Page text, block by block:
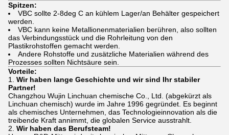
Spitzen:
VBC sollte 2-8deg C an kühlem Lager/an Behälter gespeichert
werden.
VBC kann keine Metallionenmaterialien berühren, also sollten
das Verbindungsstück und die Rohrleitung von den
Plastikrohstoffen gemacht werden.
Andere Rohstoffe und zusätzliche Materialien während des
Prozesses sollten Nichtsäure sein.
Vorteile:
1. Wir haben lange Geschichte und wir sind Ihr stabiler
Partner!
Changzhou Wujin Linchuan chemische Co., Ltd. (abgekürzt als
Linchuan chemisch) wurde im Jahre 1996 gegründet. Es beginnt
als chemisches Unternehmen, das Technologieinnovation als die
treibende Kraft annimmt, die globalen Service ausstrahlt.
2. Wir haben das Berufsteam!